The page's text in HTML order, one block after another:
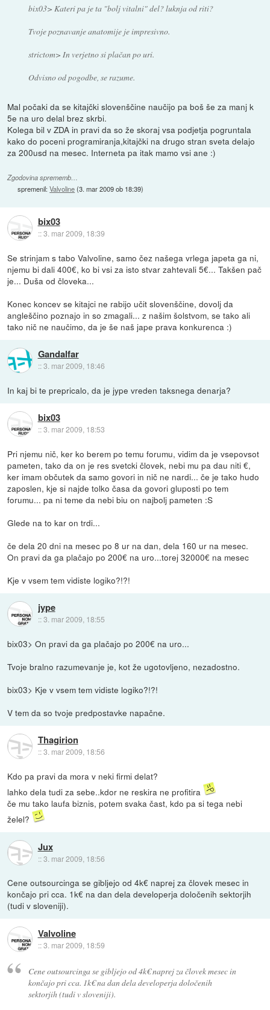
bix03> Kateri pa je ta "bolj vitalni" del? luknja od riti?
Tvoje poznavanje anatomije je impresivno.
strictom> In verjetno si plačan po uri.
Odvisno od pogodbe, se razume.
Mal počaki da se kitajčki slovenščine naučijo pa boš še za manj k
5e na uro delal brez skrbi.
Kolega bil v ZDA in pravi da so že skoraj vsa podjetja pogruntala
kako do poceni programiranja,kitajčki na drugo stran sveta delajo
za 200usd na mesec. Interneta pa itak mamo vsi ane :)
Zgodovina sprememb…
spremenil:Valvoline(3. mar 2009 ob 18:39)
bix03
::3. mar 2009, 18:39
Se strinjam s tabo Valvoline, samo čez našega vrlega japeta ga ni,
njemu bi dali 400€, ko bi vsi za isto stvar zahtevali 5€... Takšen pač
je... Duša od človeka...
Konec koncev se kitajci ne rabijo učit slovenščine, dovolj da
angleščino poznajo in so zmagali... z našim šolstvom, se tako ali
tako nič ne naučimo, da je še naš jape prava konkurenca :)
Gandalfar
::3. mar 2009, 18:46
In kaj bi te prepricalo, da je jype vreden taksnega denarja?
bix03
::3. mar 2009, 18:53
Pri njemu nič, ker ko berem po temu forumu, vidim da je vsepovsot
pameten, tako da on je res svetcki človek, nebi mu pa dau niti €,
ker imam občutek da samo govori in nič ne nardi... če je tako hudo
zaposlen, kje si najde tolko časa da govori gluposti po tem
forumu... pa ni teme da nebi biu on najbolj pameten :S
Glede na to kar on trdi...
če dela 20 dni na mesec po 8 ur na dan, dela 160 ur na mesec.
On pravi da ga plačajo po 200€ na uro...torej 32000€ na mesec
Kje v vsem tem vidiste logiko?!?!
jype
::3. mar 2009, 18:55
bix03> On pravi da ga plačajo po 200€ na uro...
Tvoje bralno razumevanje je, kot že ugotovljeno, nezadostno.
bix03> Kje v vsem tem vidiste logiko?!?!
V tem da so tvoje predpostavke napačne.
Thagirion
::3. mar 2009, 18:56
Kdo pa pravi da mora v neki firmi delat?
lahko dela tudi za sebe..kdor ne reskira ne profitira
če mu tako laufa biznis, potem svaka čast, kdo pa si tega nebi
želel?
Jux
::3. mar 2009, 18:56
Cene outsourcinga se gibljejo od 4k€ naprej za človek mesec in
končajo pri cca. 1k€ na dan dela developerja določenih sektorjih
(tudi v sloveniji).
Valvoline
::3. mar 2009, 18:59
Cene outsourcinga se gibljejo od 4k€ naprej za človek mesec in
končajo pri cca. 1k€ na dan dela developerja določenih
sektorjih (tudi v sloveniji).